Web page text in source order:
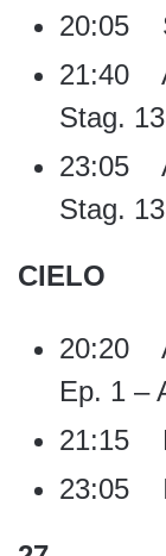
20:05
21:40
Stag.
23:05
Stag.
CIELO
20:20
Ep. 1 –
21:15
23:05